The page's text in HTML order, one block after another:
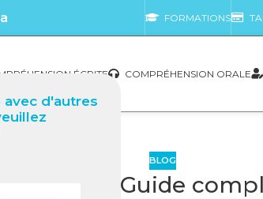
d'autres
FORMATIONS
ÉCRITE COMPRÉHENSION ORALE
BLOG
: Guide